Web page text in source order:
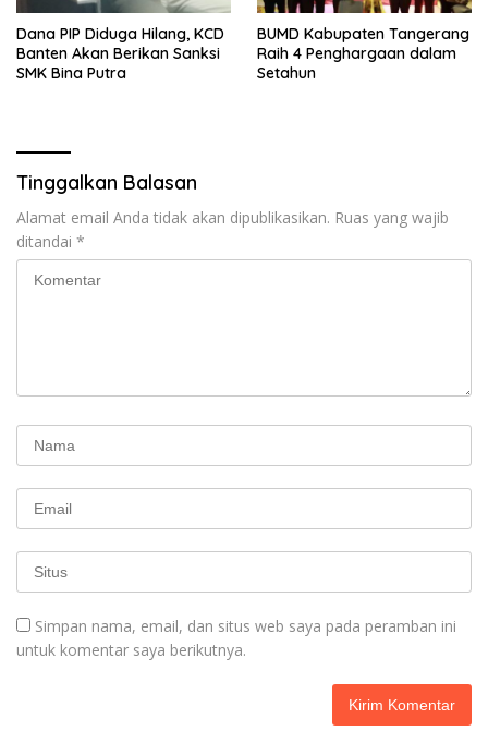
Dana PIP Diduga Hilang, KCD
Banten Akan Berikan Sanksi
SMK Bina Putra
BUMD Kabupaten Tangerang
Raih 4 Penghargaan dalam
Setahun
Tinggalkan Balasan
Alamat email Anda tidak akan dipublikasikan. Ruas yang wajib
ditandai *
Simpan nama, email, dan situs web saya pada peramban ini
untuk komentar saya berikutnya.